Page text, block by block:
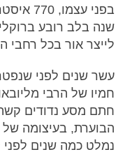
בפני
שנה בלב רובע
לייצר אור בכל רחבי
עשר שנים לפני
חמיו של הרבי
חתם מסע נדודים
הבוערת, בעיצומה
נמלט כמה שנים